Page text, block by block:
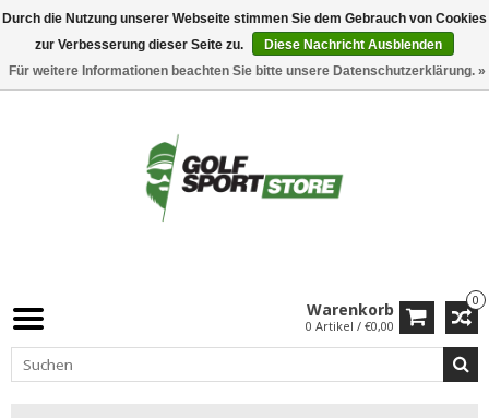
0
Warenkorb
0 Artikel / €0,00
Durch die Nutzung unserer Webseite stimmen Sie dem Gebrauch von Cookies
zur Verbesserung dieser Seite zu.
Diese Nachricht Ausblenden
Für weitere Informationen beachten Sie bitte unsere Datenschutzerklärung. »